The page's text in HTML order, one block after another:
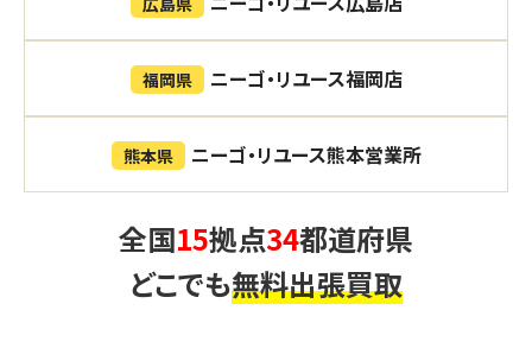
福岡県 ニーゴ・リユース福岡店
熊本県 ニーゴ・リユース熊本営業所
全国15拠点34都道府県
どこでも無料出張買取